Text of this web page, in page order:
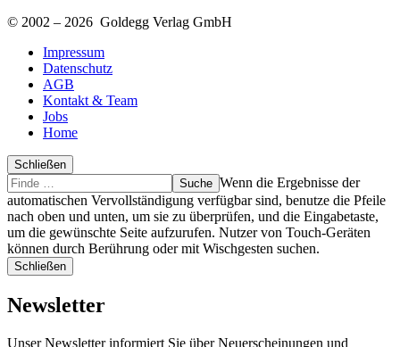
© 2002 – 2026 Goldegg Verlag GmbH
Impressum
Datenschutz
AGB
Kontakt & Team
Jobs
Home
Schließen
Suche
Finde
…
Wenn die Ergebnisse der
automatischen Vervollständigung verfügbar sind, benutze die Pfeile
nach oben und unten, um sie zu überprüfen, und die Eingabetaste,
um die gewünschte Seite aufzurufen. Nutzer von Touch-Geräten
können durch Berührung oder mit Wischgesten suchen.
Schließen
Newsletter
Unser Newsletter informiert Sie über Neuerscheinungen und